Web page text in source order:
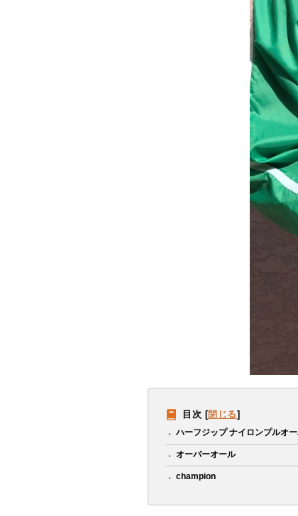
目次 [閉じる]
ハーフジップ ナイロンプルオ
オーバーオール
champion